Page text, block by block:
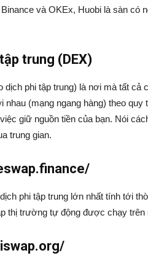
và OKEx, Huobi là sàn có
trung (DEX)
dịch phi tập trung) là nơi mà tất cả
(mạng ngang hàng) theo
giữ nguồn tiền của bạn. Nói
trung gian.
phi tập trung lớn nhất tính tới
thị trường tự động được chạy